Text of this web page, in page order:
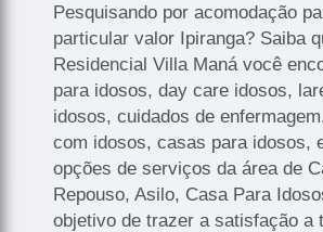
Pesquisando por acomodação
particular valor Ipiranga? Saiba
Residencial Villa Maná você
para idosos, day care idosos,
idosos, cuidados de
com idosos, casas para idosos,
opções de serviços da área de
Repouso, Asilo, Casa Para
objetivo de trazer a satisfação a